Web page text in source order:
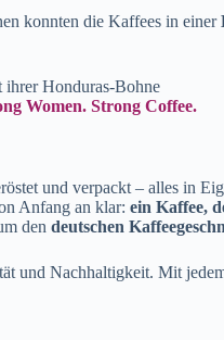
konnten die Kaffees in einer
ihrer Honduras-Bohne
Women. Strong Coffee.
und verpackt – alles in
Anfang an klar:ein Kaffee,
dendeutschen
und Nachhaltigkeit. Mit